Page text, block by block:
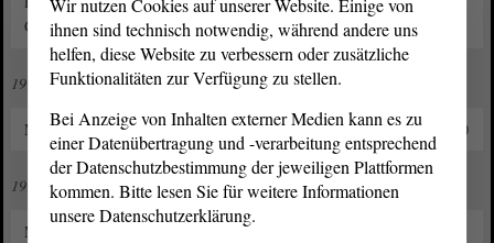
GRÜNEN
1990 bis 1991
Mitglied im Sprecherrat Magdeburg im Neuen Forum bzw. Bündnis 90
1996 bis 1999
Mitglied im Sprecherrat Magdeburg BÜNDNIS 90/DIE GRÜNEN
Wir nutzen Cookies auf unserer Website. Einige von
ihnen sind technisch notwendig, während andere uns
helfen, diese Website zu verbessern oder zusätzliche
Funktionalitäten zur Verfügung zu stellen.
Bei Anzeige von Inhalten externer Medien kann es zu
einer Datenübertragung und -verarbeitung entsprechend
der Datenschutzbestimmung der jeweiligen Plattformen
kommen. Bitte lesen Sie für weitere Informationen
unsere Datenschutzerklärung.